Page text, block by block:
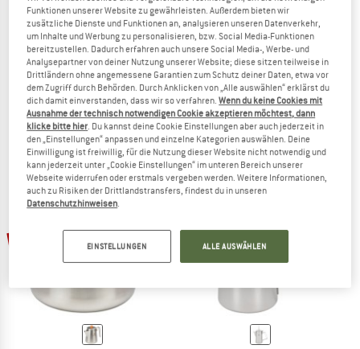
SNOW PEAK
Folding Coffee Drip
Kaffeefilter
47,95 €40,76 €
4,5(2)
SNOW PEAK
Field Barista Dripper
Kaffeefilter
73,95 €62,86 €
5,0(1)
15%
Funktionen unserer Website zu gewährleisten. Außerdem bieten wir
zusätzliche Dienste und Funktionen an, analysieren unseren Datenverkehr,
um Inhalte und Werbung zu personalisieren, bzw. Social Media-Funktionen
bereitzustellen. Dadurch erfahren auch unsere Social Media-, Werbe- und
Analysepartner von deiner Nutzung unserer Website; diese sitzen teilweise in
Drittländern ohne angemessene Garantien zum Schutz deiner Daten, etwa vor
dem Zugriff durch Behörden. Durch Anklicken von „Alle auswählen“ erklärst du
dich damit einverstanden, dass wir so verfahren.Wenn du keine Cookies mit
Ausnahme der technisch notwendigen Cookie akzeptieren möchtest, dann
klicke bitte hier. Du kannst deine Cookie Einstellungen aber auch jederzeit in
den „Einstellungen“ anpassen und einzelne Kategorien auswählen. Deine
Einwilligung ist freiwillig, für die Nutzung dieser Website nicht notwendig und
kann jederzeit unter „Cookie Einstellungen“ im unteren Bereich unserer
Webseite widerrufen oder erstmals vergeben werden. Weitere Informationen,
auch zu Risiken der Drittlandstransfers, findest du in unseren
Datenschutzhinweisen.
EINSTELLUNGEN ALLE AUSWÄHLEN